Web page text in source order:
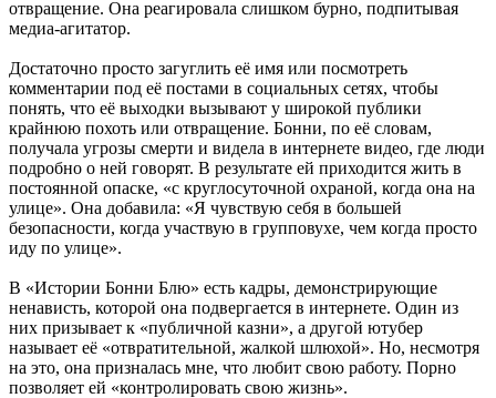
отвращение. Она реагировала слишком бурно, подпитывая
медиа-агитатор.
Достаточно просто загуглить её имя или посмотреть
комментарии под её постами в социальных сетях, чтобы
понять, что её выходки вызывают у широкой публики
крайнюю похоть или отвращение. Бонни, по её словам,
получала угрозы смерти и видела в интернете видео, где люди
подробно о ней говорят. В результате ей приходится жить в
постоянной опаске, «с круглосуточной охраной, когда она на
улице». Она добавила: «Я чувствую себя в большей
безопасности, когда участвую в групповухе, чем когда просто
иду по улице».
В «Истории Бонни Блю» есть кадры, демонстрирующие
ненависть, которой она подвергается в интернете. Один из
них призывает к «публичной казни», а другой ютубер
называет её «отвратительной, жалкой шлюхой». Но, несмотря
на это, она призналась мне, что любит свою работу. Порно
позволяет ей «контролировать свою жизнь».